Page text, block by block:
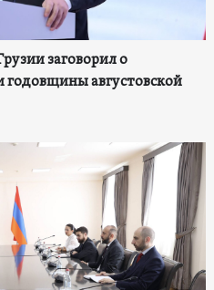
заговорил о
августовской